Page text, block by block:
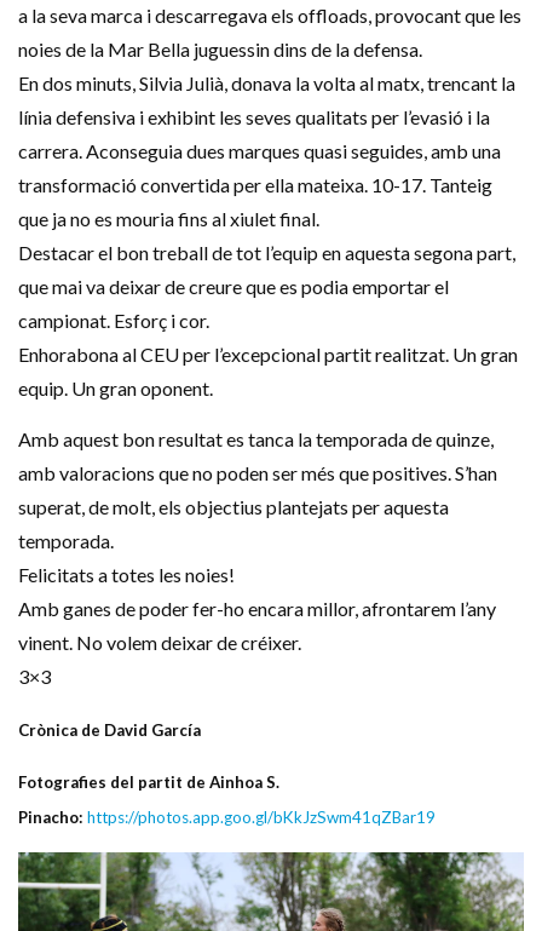
a la seva marca i descarregava els offloads, provocant que les
noies de la Mar Bella juguessin dins de la defensa.
En dos minuts, Silvia Julià, donava la volta al matx, trencant la
línia defensiva i exhibint les seves qualitats per l’evasió i la
carrera. Aconseguia dues marques quasi seguides, amb una
transformació convertida per ella mateixa. 10-17. Tanteig
que ja no es mouria fins al xiulet final.
Destacar el bon treball de tot l’equip en aquesta segona part,
que mai va deixar de creure que es podia emportar el
campionat. Esforç i cor.
Enhorabona al CEU per l’excepcional partit realitzat. Un gran
equip. Un gran oponent.
Amb aquest bon resultat es tanca la temporada de quinze,
amb valoracions que no poden ser més que positives. S’han
superat, de molt, els objectius plantejats per aquesta
temporada.
Felicitats a totes les noies!
Amb ganes de poder fer-ho encara millor, afrontarem l’any
vinent. No volem deixar de créixer.
3×3
Crònica de David García
Fotografies del partit de Ainhoa S.
Pinacho: https://photos.app.goo.gl/bKkJzSwm41qZBar19